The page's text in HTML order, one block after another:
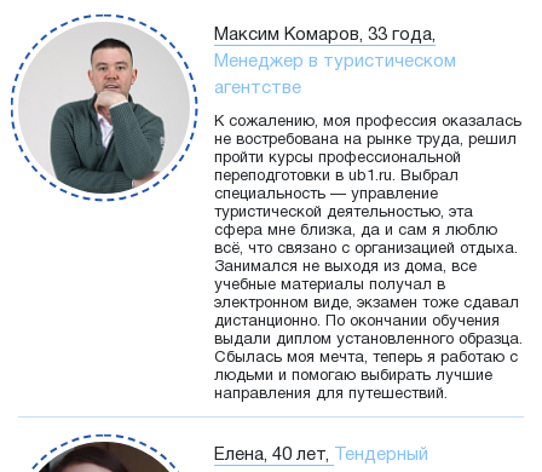
Максим Комаров, 33 года,
Менеджер в туристическом
агентстве
К сожалению, моя профессия оказалась
не востребована на рынке труда, решил
пройти курсы профессиональной
переподготовки в ub1.ru. Выбрал
специальность — управление
туристической деятельностью, эта
сфера мне близка, да и сам я люблю
всё, что связано с организацией отдыха.
Занимался не выходя из дома, все
учебные материалы получал в
электронном виде, экзамен тоже сдавал
дистанционно. По окончании обучения
выдали диплом установленного образца.
Сбылась моя мечта, теперь я работаю с
людьми и помогаю выбирать лучшие
направления для путешествий.
Елена, 40 лет,
Тендерный